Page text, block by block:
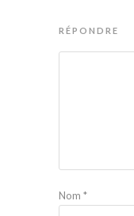
RÉPONDRE
Nom *